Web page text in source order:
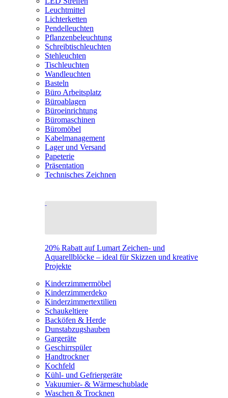
Leuchtmittel
Lichterketten
Pendelleuchten
Pflanzenbeleuchtung
Schreibtischleuchten
Stehleuchten
Tischleuchten
Wandleuchten
Basteln
Büro Arbeitsplatz
Büroablagen
Büroeinrichtung
Büromaschinen
Büromöbel
Kabelmanagement
Lager und Versand
Papeterie
Präsentation
Technisches Zeichnen
20% Rabatt auf Lumart Zeichen- und
Aquarellblöcke – ideal für Skizzen und kreative
Projekte
Kinderzimmermöbel
Kinderzimmerdeko
Kinderzimmertextilien
Schaukeltiere
Backöfen & Herde
Dunstabzugshauben
Gargeräte
Geschirrspüler
Handtrockner
Kochfeld
Kühl- und Gefriergeräte
Vakuumier- & Wärmeschublade
Waschen & Trocknen